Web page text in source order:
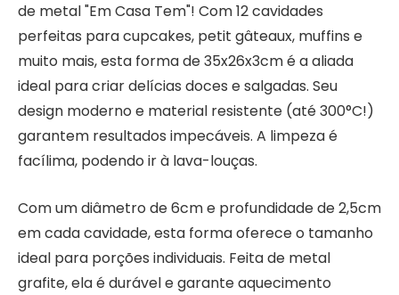
de metal "Em Casa Tem"! Com 12 cavidades
perfeitas para cupcakes, petit gâteaux, muffins e
muito mais, esta forma de 35x26x3cm é a aliada
ideal para criar delícias doces e salgadas. Seu
design moderno e material resistente (até 300°C!)
garantem resultados impecáveis. A limpeza é
facílima, podendo ir à lava-louças.
Com um diâmetro de 6cm e profundidade de 2,5cm
em cada cavidade, esta forma oferece o tamanho
ideal para porções individuais. Feita de metal
grafite, ela é durável e garante aquecimento